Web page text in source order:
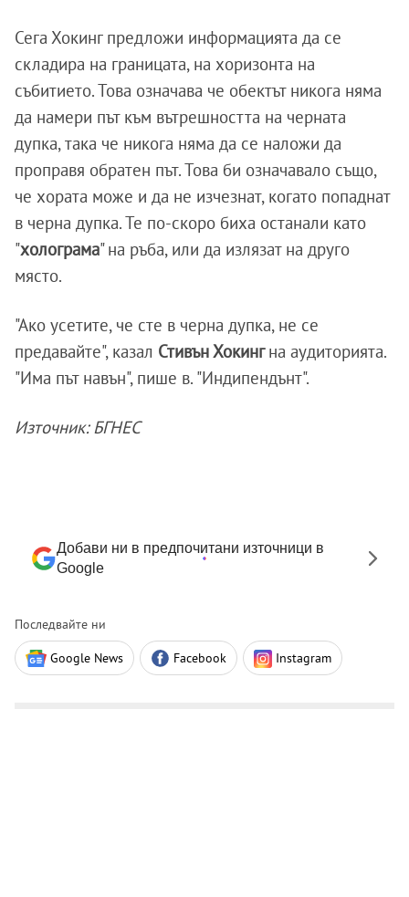
Сега Хокинг предложи информацията да се
складира на границата, на хоризонта на
събитието. Това означава че обектът никога няма
да намери път към вътрешността на черната
дупка, така че никога няма да се наложи да
проправя обратен път. Това би означавало също,
че хората може и да не изчезнат, когато попаднат
в черна дупка. Те по-скоро биха останали като
"холограма" на ръба, или да излязат на друго
място.
"Ако усетите, че сте в черна дупка, не се
предавайте", казал Стивън Хокингна аудиторията.
"Има път навън", пише в. "Индипендънт".
Източник: БГНЕС
Добави ни в предпочитани източници в
Google
Последвайте ни
Google News Facebook Instagram